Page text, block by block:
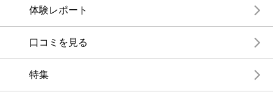
体験レポート
口コミを見る
特集